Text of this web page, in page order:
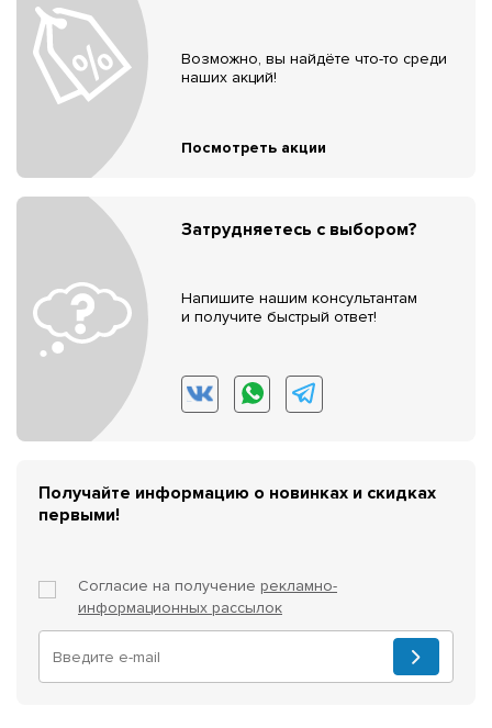
Возможно, вы найдёте что-то среди
наших акций!
Посмотреть акции
Затрудняетесь с выбором?
Напишите нашим консультантам
и получите быстрый ответ!
Получайте информацию о новинках и скидках
первыми!
Согласие на получение рекламно-
информационных рассылок